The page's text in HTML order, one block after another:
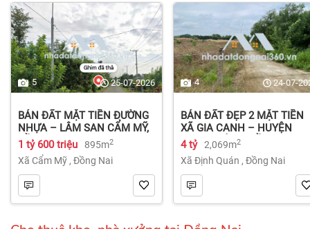
5 25-07-2026
BÁN ĐẤT MẶT TIỀN ĐƯỜNG
NHỰA – LÂM SAN CẨM MỸ,
ĐỒNG NAI.
1 tỷ 600 triệu 895m2
Xã Cẩm Mỹ , Đồng Nai
4 24-07-
BÁN ĐẤT ĐẸP 2 MẶT TIỀN
XÃ GIA CANH – HUYỆN
ĐỊNH QUÁN – ĐỒNG NAI dt
2.069m² 4 tỷ
4 tỷ 2,069m2
Xã Định Quán , Đồng Nai